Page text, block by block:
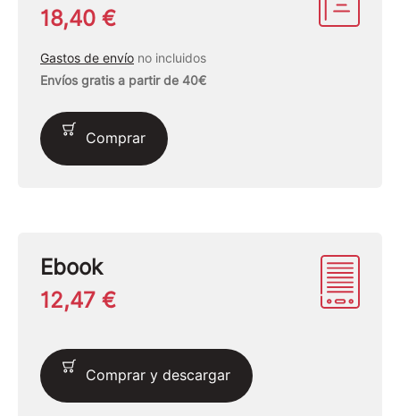
18,40 €
Gastos de envío no incluidos
Envíos gratis a partir de 40€
Comprar
Ebook
12,47 €
Comprar y descargar